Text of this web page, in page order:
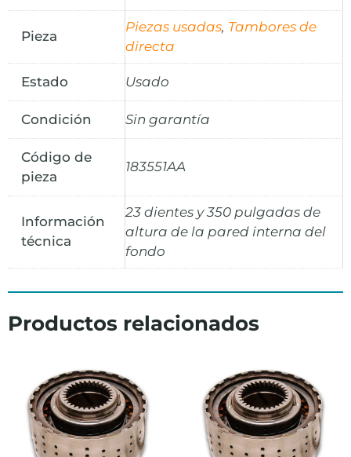
Pieza
Piezas usadas, Tambores de
directa
Estado Usado
Condición Sin garantía
Código de
pieza
183551AA
Información
técnica
23 dientes y 350 pulgadas de
altura de la pared interna del
fondo
Productos relacionados